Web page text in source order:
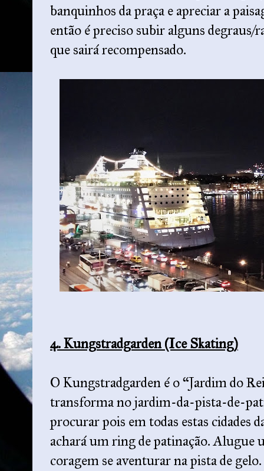
banquinhos da praça e apreciar a
então é preciso subir alguns degraus/
que sairá recompensado.
4. Kungstradgarden (Ice Skating)
O Kungstradgarden é o “Jardim do
transforma no jardim-da-pista-de-
procurar pois em todas estas cidades
achará um ring de patinação. Alugue
coragem se aventurar na pista de